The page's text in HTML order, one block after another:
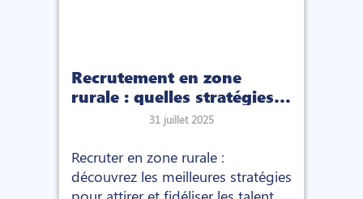
Recrutement en zone
rurale : quelles stratégies
face à la désertification des
31 juillet 2025
Recruter en zone rurale :
découvrez les meilleures stratégies